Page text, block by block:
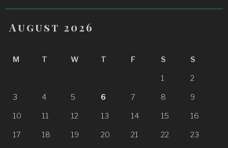
August 2026
M T W T F S S
1 2
3 4 5 6 7 8 9
10 11 12 13 14 15 16
17 18 19 20 21 22 23